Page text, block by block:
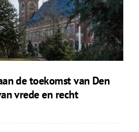
de toekomst van Den
vrede en recht